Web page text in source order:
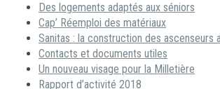
Des logements adaptés aux séniors
Cap’ Réemploi des matériaux
Sanitas : la construction des ascenseurs
Contacts et documents utiles
Un nouveau visage pour la Milletière
Rapport d’activité 2018